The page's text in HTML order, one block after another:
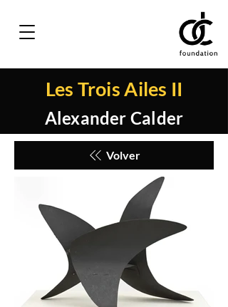
Les Trois Ailes II
Alexander Calder
Volver